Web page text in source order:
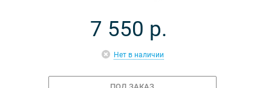
7 550 р.
Нет в наличии